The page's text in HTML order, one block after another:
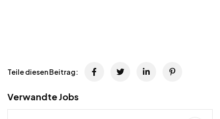
Teile diesen Beitrag:
Verwandte Jobs